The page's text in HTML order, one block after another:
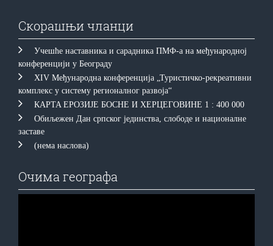
Скорашњи чланци
Учешће наставника и сарадника ПМФ-а на међународној
конференцији у Београду
XIV Међународна конференција „Туристичко-рекреативни
комплекс у систему регионалног развоја“
КAРTA EРOЗИJE БOСНE И ХEРЦEГOВИНE 1 : 400 000
Обиљежен Дан српског јединства, слободе и националне
заставе
(нема наслова)
Очима географа